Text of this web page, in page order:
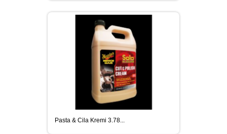
Pasta & Cila Kremi 3.78...